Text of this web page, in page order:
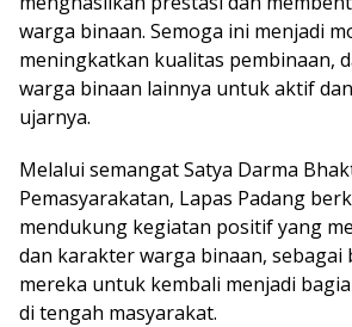
warga binaan. Semoga ini menjadi
meningkatkan kualitas pembinaan,
warga binaan lainnya untuk aktif
ujarnya.
Melalui semangat Satya Darma
Pemasyarakatan, Lapas Padang
mendukung kegiatan positif yang
dan karakter warga binaan, sebagai
mereka untuk kembali menjadi
di tengah masyarakat.